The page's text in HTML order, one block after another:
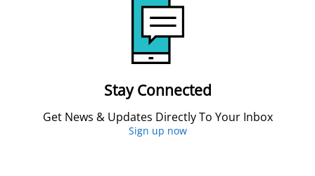
Stay Connected
Get News & Updates Directly To Your Inbox
Sign up now